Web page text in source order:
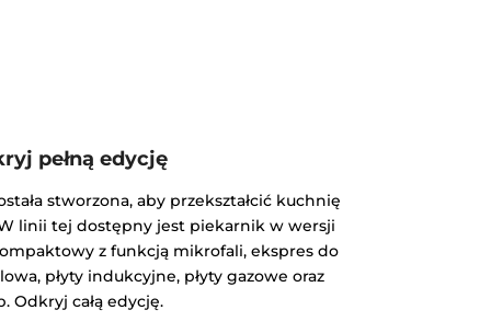
pełną edycję
stworzona, aby przekształcić kuchnię
linii tej dostępny jest piekarnik w wersji
z funkcją mikrofali, ekspres do
płyty indukcyjne, płyty gazowe oraz
Odkryj całą edycję.